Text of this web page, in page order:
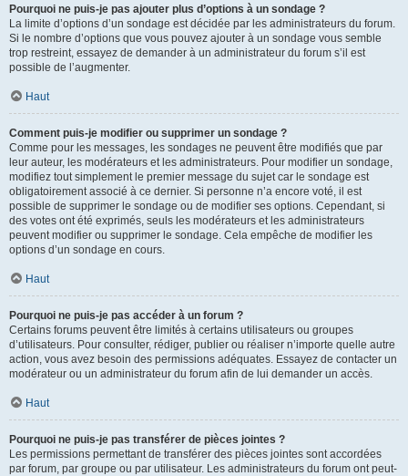
Pourquoi ne puis-je pas ajouter plus d’options à un sondage ?
La limite d’options d’un sondage est décidée par les administrateurs du forum.
Si le nombre d’options que vous pouvez ajouter à un sondage vous semble
trop restreint, essayez de demander à un administrateur du forum s’il est
possible de l’augmenter.
Haut
Comment puis-je modifier ou supprimer un sondage ?
Comme pour les messages, les sondages ne peuvent être modifiés que par
leur auteur, les modérateurs et les administrateurs. Pour modifier un sondage,
modifiez tout simplement le premier message du sujet car le sondage est
obligatoirement associé à ce dernier. Si personne n’a encore voté, il est
possible de supprimer le sondage ou de modifier ses options. Cependant, si
des votes ont été exprimés, seuls les modérateurs et les administrateurs
peuvent modifier ou supprimer le sondage. Cela empêche de modifier les
options d’un sondage en cours.
Haut
Pourquoi ne puis-je pas accéder à un forum ?
Certains forums peuvent être limités à certains utilisateurs ou groupes
d’utilisateurs. Pour consulter, rédiger, publier ou réaliser n’importe quelle autre
action, vous avez besoin des permissions adéquates. Essayez de contacter un
modérateur ou un administrateur du forum afin de lui demander un accès.
Haut
Pourquoi ne puis-je pas transférer de pièces jointes ?
Les permissions permettant de transférer des pièces jointes sont accordées
par forum, par groupe ou par utilisateur. Les administrateurs du forum ont peut-